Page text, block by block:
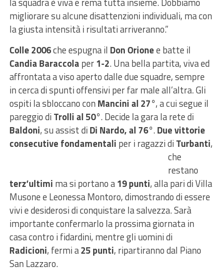
migliorare su alcune disattenzioni individuali, ma con
la giusta intensità i risultati arriveranno.”
Colle 2006che espugna il Don Orionee batte il
Candia Baraccola per1-2. Una bella partita, viva ed
affrontata a viso aperto dalle due squadre, sempre
in cerca di spunti offensivi per far male all’altra. Gli
ospiti la sbloccano con Mancini al 27°, a cui segue il
pareggio diTrolli al 50°. Decide la gara la rete di
Baldoni, su assist diDi Nardo, al 76°.Due vittorie
consecutive fondamentali per i ragazzi diTurbanti,
che
restano
terz’ultimi ma si portano a19 punti, alla pari di Villa
Musone e Leonessa Montoro, dimostrando di essere
vivi e desiderosi di conquistare la salvezza. Sarà
importante confermarlo la prossima giornata in
casa contro i fidardini, mentre gli uomini di
Radicioni, fermi a25 punti, ripartiranno dal Piano
San Lazzaro.